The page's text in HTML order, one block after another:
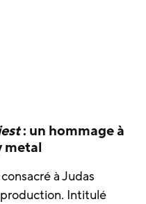
: un hommage à
metal
à Judas
Intitulé